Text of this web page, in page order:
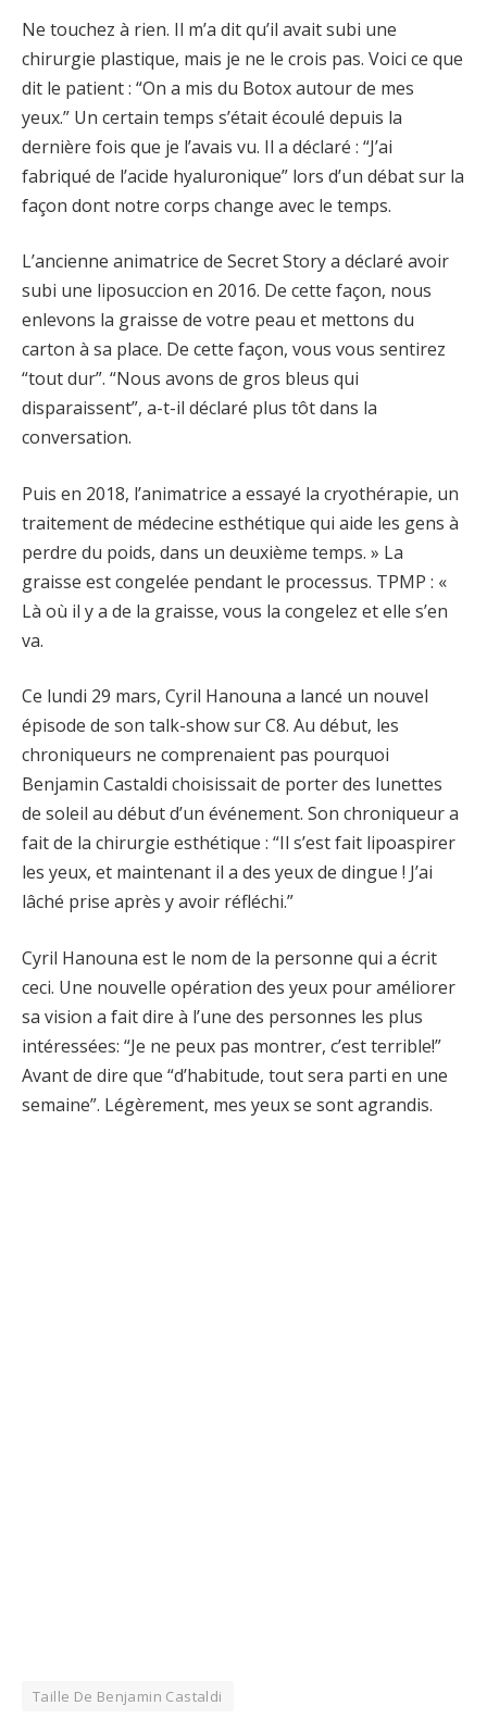
Ne touchez à rien. Il m’a dit qu’il avait subi une
chirurgie plastique, mais je ne le crois pas. Voici ce que
dit le patient : “On a mis du Botox autour de mes
yeux.” Un certain temps s’était écoulé depuis la
dernière fois que je l’avais vu. Il a déclaré : “J’ai
fabriqué de l’acide hyaluronique” lors d’un débat sur la
façon dont notre corps change avec le temps.
L’ancienne animatrice de Secret Story a déclaré avoir
subi une liposuccion en 2016. De cette façon, nous
enlevons la graisse de votre peau et mettons du
carton à sa place. De cette façon, vous vous sentirez
“tout dur”. “Nous avons de gros bleus qui
disparaissent”, a-t-il déclaré plus tôt dans la
conversation.
Puis en 2018, l’animatrice a essayé la cryothérapie, un
traitement de médecine esthétique qui aide les gens à
perdre du poids, dans un deuxième temps. » La
graisse est congelée pendant le processus. TPMP : «
Là où il y a de la graisse, vous la congelez et elle s’en
va.
Ce lundi 29 mars, Cyril Hanouna a lancé un nouvel
épisode de son talk-show sur C8. Au début, les
chroniqueurs ne comprenaient pas pourquoi
Benjamin Castaldi choisissait de porter des lunettes
de soleil au début d’un événement. Son chroniqueur a
fait de la chirurgie esthétique : “Il s’est fait lipoaspirer
les yeux, et maintenant il a des yeux de dingue ! J’ai
lâché prise après y avoir réfléchi.”
Cyril Hanouna est le nom de la personne qui a écrit
ceci. Une nouvelle opération des yeux pour améliorer
sa vision a fait dire à l’une des personnes les plus
intéressées: “Je ne peux pas montrer, c’est terrible!”
Avant de dire que “d’habitude, tout sera parti en une
semaine”. Légèrement, mes yeux se sont agrandis.
Taille De Benjamin Castaldi